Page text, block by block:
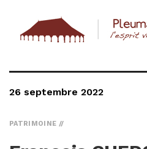
26 septembre 2022
PATRIMOINE